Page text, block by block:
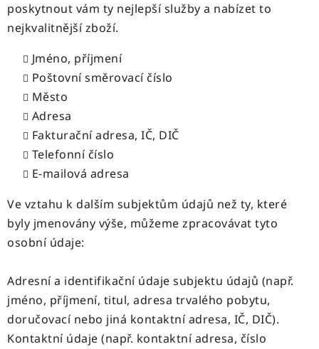
poskytnout vám ty nejlepší služby a nabízet to
nejkvalitnější zboží.
Jméno, příjmení
Poštovní směrovací číslo
Město
Adresa
Fakturační adresa, IČ, DIČ
Telefonní číslo
E-mailová adresa
Ve vztahu k dalším subjektům údajů než ty, které
byly jmenovány výše, můžeme zpracovávat tyto
osobní údaje:
Adresní a identifikační údaje subjektu údajů (např.
jméno, příjmení, titul, adresa trvalého pobytu,
doručovací nebo jiná kontaktní adresa, IČ, DIČ).
Kontaktní údaje (např. kontaktní adresa, číslo